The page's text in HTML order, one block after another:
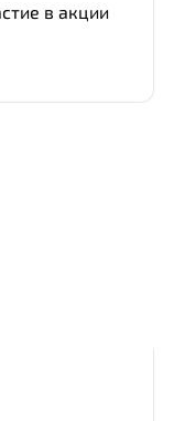
в акции